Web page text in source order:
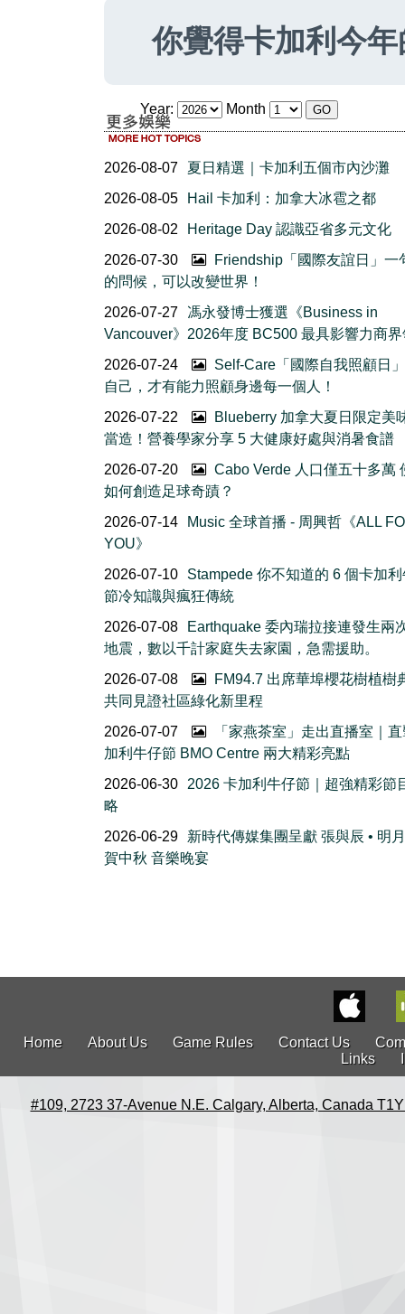
你覺得卡加利今
Year: Month
2026-08-07
夏日精選｜卡加利五個市內沙灘
2026-08-05
Hail 卡加利：加拿大冰雹之都
2026-08-02
Heritage Day 認識亞省多元文化
2026-07-30
Friendship「國際友誼日」一
的問候，可以改變世界！
2026-07-27
馮永發博士獲選《Business in
Vancouver》2026年度 BC500 最具影響力商
2026-07-24
Self-Care「國際自我照顧日
自己，才有能力照顧身邊每一個人！
2026-07-22
Blueberry 加拿大夏日限定美
當造！營養學家分享 5 大健康好處與消暑食譜
2026-07-20
Cabo Verde 人口僅五十多萬
如何創造足球奇蹟？
2026-07-14
Music 全球首播 - 周興哲《ALL
YOU》
2026-07-10
Stampede 你不知道的 6 個卡加
節冷知識與瘋狂傳統
2026-07-08
Earthquake 委內瑞拉接連發生兩
地震，數以千計家庭失去家園，急需援助。
2026-07-08
FM94.7 出席華埠櫻花樹植
共同見證社區綠化新里程
2026-07-07
「家燕茶室」走出直播室｜
加利牛仔節 BMO Centre 兩大精彩亮點
2026-06-30
2026 卡加利牛仔節｜超強精彩節
略
2026-06-29
新時代傳媒集團呈獻 張與辰 • 明
賀中秋 音樂晚宴
Home About Us Game Rules Contact Us
Links
#109, 2723 37-Avenue N.E. Calgary, Alberta, Canada